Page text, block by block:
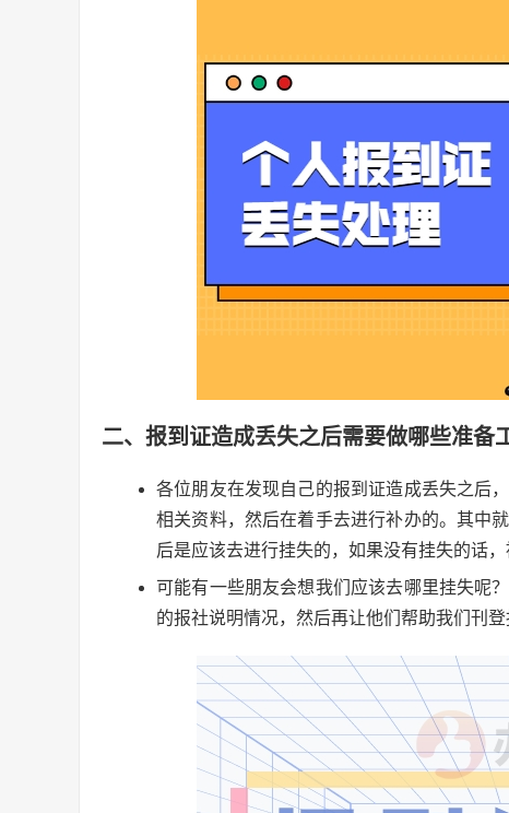
二、报到证造成丢失之后需要做哪些准备
各位朋友在发现自己的报到证造成丢失之后
相关资料，然后在着手去进行补办的。其中
后是应该去进行挂失的，如果没有挂失的话
可能有一些朋友会想我们应该去哪里挂失呢
的报社说明情况，然后再让他们帮助我们刊